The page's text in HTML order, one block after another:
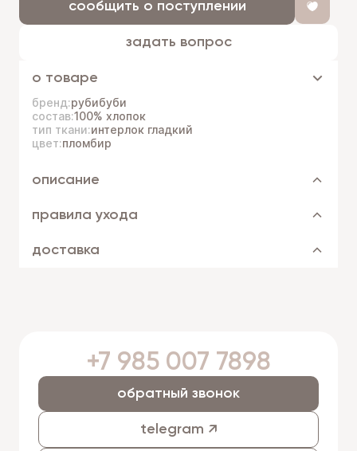
сообщить о поступлении
задать вопрос
о товаре
бренд:рубибуби
состав:100% хлопок
тип ткани:интерлок гладкий
цвет:пломбир
описание
правила ухода
доставка
+7 985 007 7898
telegram ↗
обратный звонок